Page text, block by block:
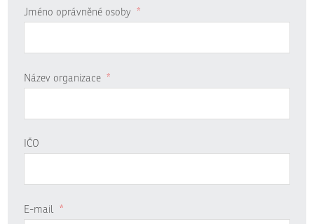
Jméno oprávněné osoby *
Název organizace *
IČO
E-mail *